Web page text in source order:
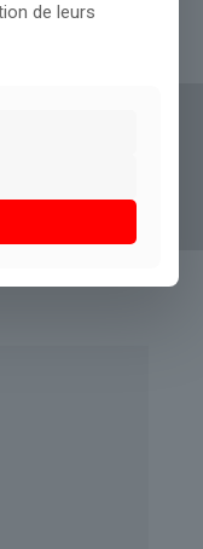
fiable à des
et
tous.
de leurs